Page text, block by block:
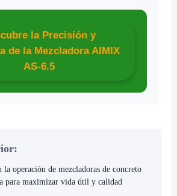
la Precisión y
de la Mezcladora AIMIX
AS-6.5
la operación de mezcladoras de concreto
para maximizar vida útil y calidad